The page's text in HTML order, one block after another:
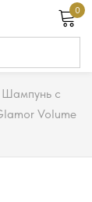
0
Шампунь с
Volume